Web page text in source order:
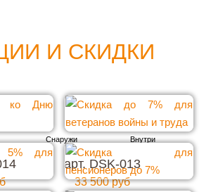
арт. DSK-013
33 500 руб
И СКИДКИ